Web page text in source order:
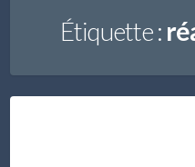
Étiquette :